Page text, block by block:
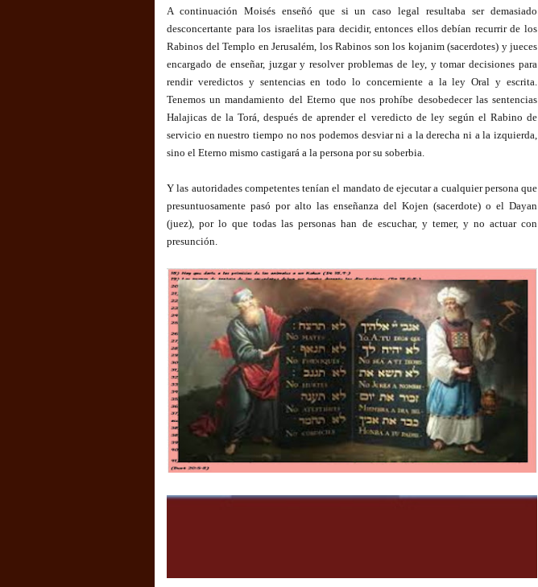
A continuación Moisés enseñó que si un caso legal resultaba ser demasiado
desconcertante para los israelitas para decidir, entonces ellos debían recurrir de los
Rabinos del Templo en Jerusalém, los Rabinos son los kojanim (sacerdotes) y jueces
encargado de enseñar, juzgar y resolver problemas de ley, y tomar decisiones para
rendir veredictos y sentencias en todo lo concerniente a la ley Oral y escrita.
Tenemos un mandamiento del Eterno que nos prohíbe desobedecer las sentencias
Halajicas de la Torá, después de aprender el veredicto de ley según el Rabino de
servicio en nuestro tiempo no nos podemos desviar ni a la derecha ni a la izquierda,
sino el Eterno mismo castigará a la persona por su soberbia.
Y las autoridades competentes tenían el mandato de ejecutar a cualquier persona que
presuntuosamente pasó por alto las enseñanza del Kojen (sacerdote) o el Dayan
(juez), por lo que todas las personas han de escuchar, y temer, y no actuar con
presunción.